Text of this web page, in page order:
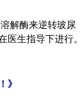
解酶来逆转玻尿
医生指导下进行。
》